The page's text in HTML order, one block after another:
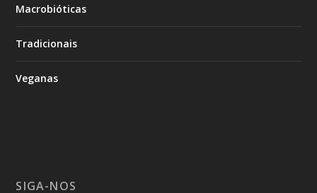
Macrobióticas
Tradicionais
Veganas
SIGA-NOS